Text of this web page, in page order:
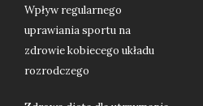
Wpływ regularnego
uprawiania sportu na
zdrowie kobiecego układu
rozrodczego